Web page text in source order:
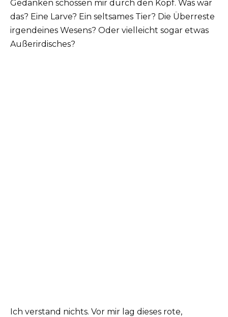
Gedanken schossen mir durch den Kopf. Was war
das? Eine Larve? Ein seltsames Tier? Die Überreste
irgendeines Wesens? Oder vielleicht sogar etwas
Außerirdisches?
Ich verstand nichts. Vor mir lag dieses rote,